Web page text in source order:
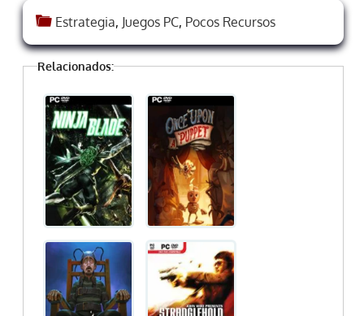
Estrategia, Juegos PC, Pocos Recursos
Relacionados: